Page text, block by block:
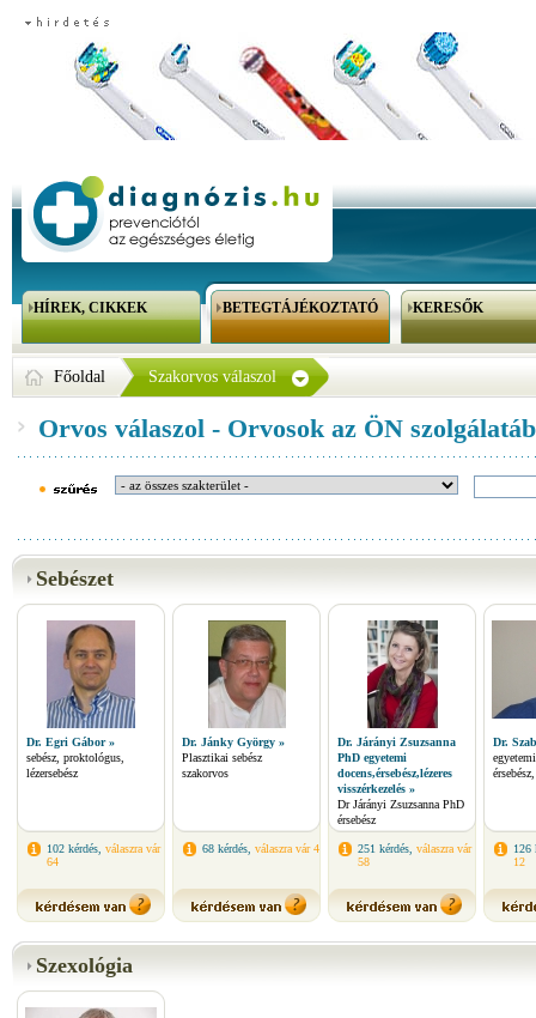
HÍREK, CIKKEK BETEGTÁJÉKOZTATÓ KERESŐK
Főoldal Szakorvos válaszol
Orvos válaszol - Orvosok az ÖN
Sebészet
Dr. Egri Gábor »
sebész, proktológus,
lézersebész
102 kérdés, válaszra vár
64
Dr. Jánky György »
Plasztikai sebész
szakorvos
68 kérdés, válaszra vár 4
Dr. Járányi Zsuzsanna
PhD egyetemi
docens,érsebész,lézeres
visszérkezelés »
Dr Járányi Zsuzsanna PhD
érsebész
251 kérdés, válaszra vár
58
Dr.
126
12
Szexológia